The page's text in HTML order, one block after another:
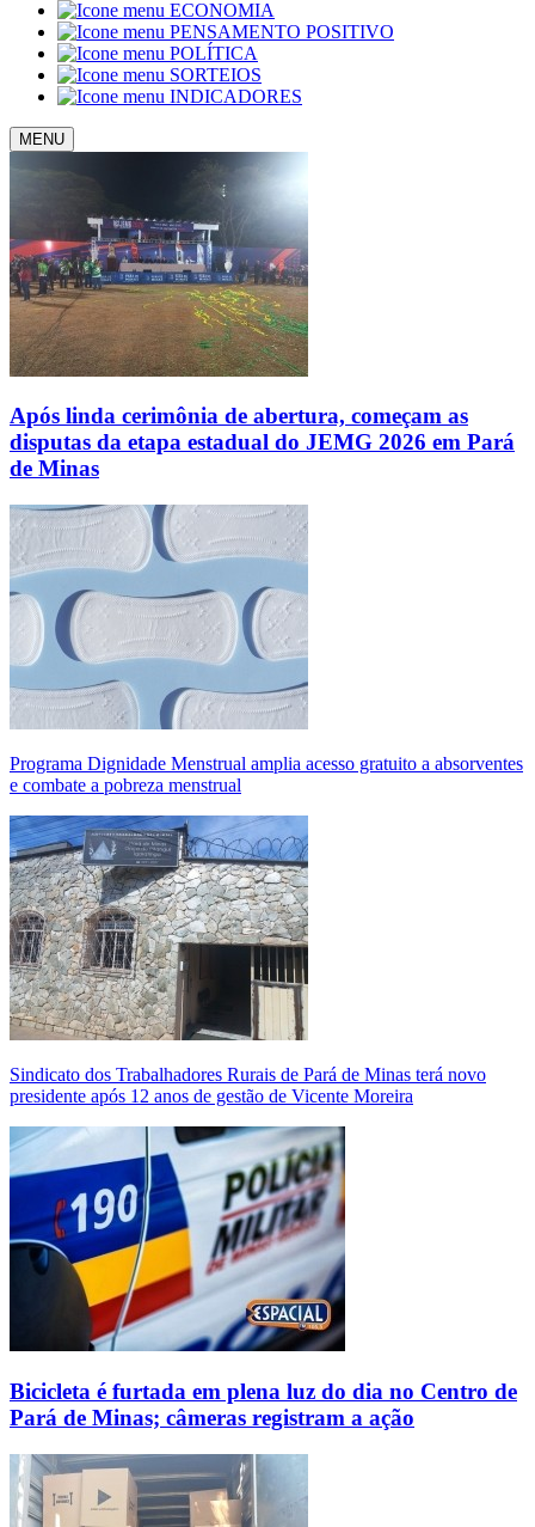
ECONOMIA
PENSAMENTO POSITIVO
POLÍTICA
SORTEIOS
INDICADORES
MENU
Após linda cerimônia de abertura, começam as
disputas da etapa estadual do JEMG 2026 em Pará
de Minas
Programa Dignidade Menstrual amplia acesso gratuito a absorventes
e combate a pobreza menstrual
Sindicato dos Trabalhadores Rurais de Pará de Minas terá novo
presidente após 12 anos de gestão de Vicente Moreira
Bicicleta é furtada em plena luz do dia no Centro de
Pará de Minas; câmeras registram a ação